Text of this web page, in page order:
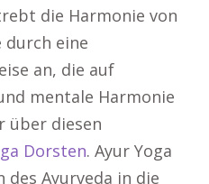
die Harmonie von
durch eine
an, die auf
mentale Harmonie
über diesen
Dorsten. Ayur Yoga
Ayurveda in die